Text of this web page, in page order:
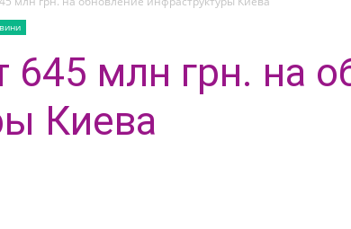
млн грн. на
Киева